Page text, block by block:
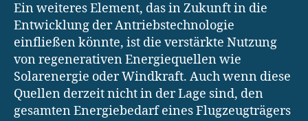
Ein weiteres Element, das in Zukunft in die
Entwicklung der Antriebstechnologie
einfließen könnte, ist die verstärkte Nutzung
von regenerativen Energiequellen wie
Solarenergie oder Windkraft. Auch wenn diese
Quellen derzeit nicht in der Lage sind, den
gesamten Energiebedarf eines Flugzeugträgers